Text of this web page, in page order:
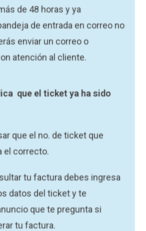
de 48 horas y ya
de entrada en correo no
enviar un correo o
atención al cliente.
que el ticket ya ha sido
que el no. de ticket que
el correcto.
tu factura debes ingresa
datos del ticket y te
que te pregunta si
tu factura.